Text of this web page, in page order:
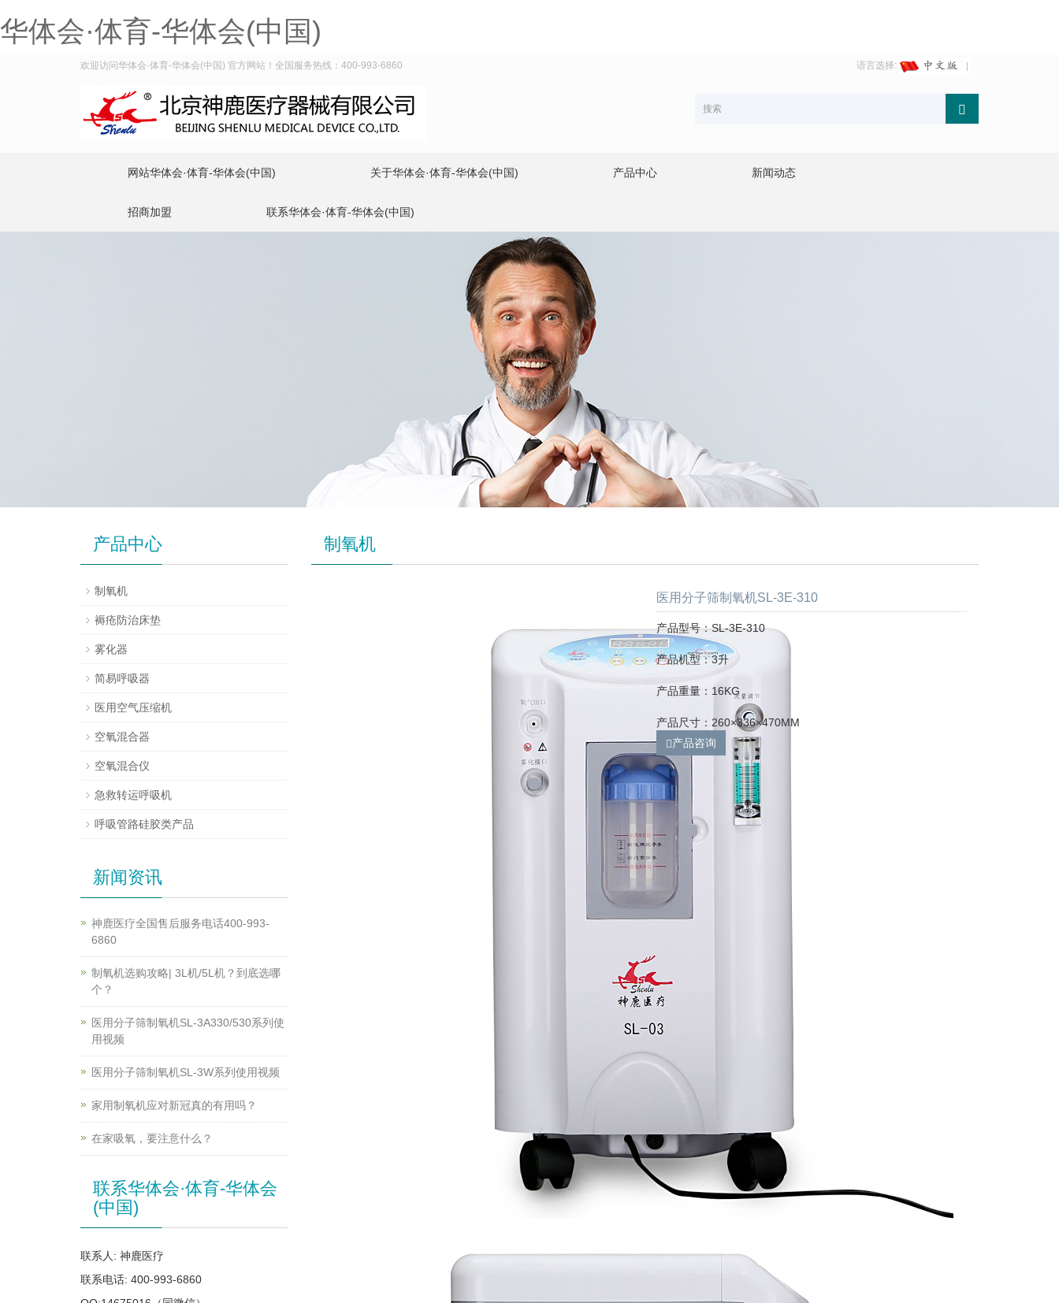
华体会·体育-华体会(中国)
欢迎访问华体会·体育-华体会(中国) 官方网站！全国服务热线：400-993-6860 语言选择:
网站华体会·体育-华体会(中国) 关于华体会·体育-华体会(中国) 产品中心 新闻动态
招商加盟 联系华体会·体育-华体会(中国)
制氧机
医用分子筛制氧机SL-3E-310
产品型号：SL-3E-310
产品机型：3升
产品重量：16KG
产品尺寸：260×336×470MM
产品咨询
产品中心
制氧机
褥疮防治床垫
雾化器
简易呼吸器
医用空气压缩机
空氧混合器
空氧混合仪
急救转运呼吸机
呼吸管路硅胶类产品
新闻资讯
神鹿医疗全国售后服务电话400-993-
6860
制氧机选购攻略| 3L机/5L机？到底选哪
个？
医用分子筛制氧机SL-3A330/530系列使
用视频
医用分子筛制氧机SL-3W系列使用视频
家用制氧机应对新冠真的有用吗？
在家吸氧，要注意什么？
联系华体会·体育-华体会
(中国)
联系人: 神鹿医疗
联系电话: 400-993-6860